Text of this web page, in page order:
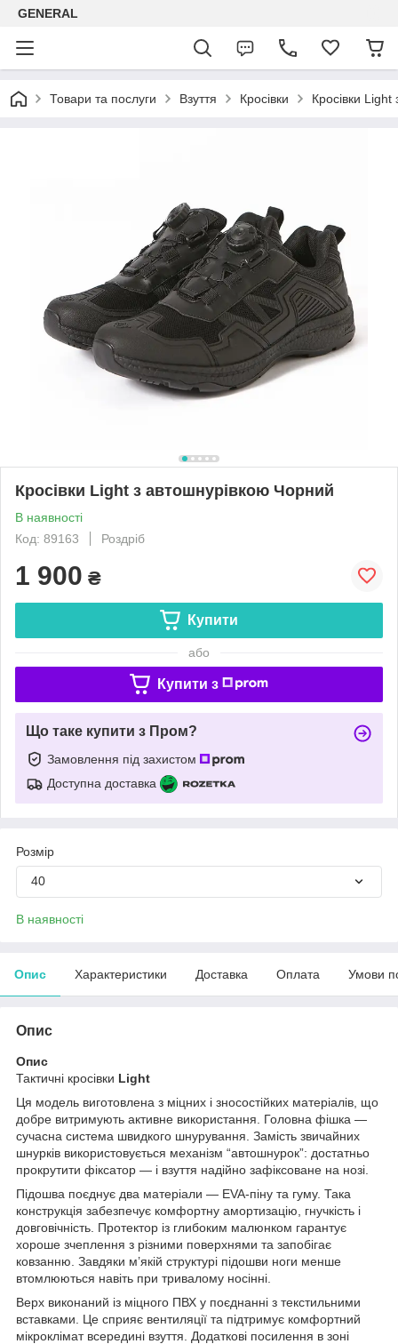
GENERAL
Товари та послуги Взуття Кросівки Кросівки
Кросівки Light з автошнурівкою Чорний
В наявності
Код: 89163
Роздріб
1 900 ₴
Купити
або
Купити з
Що таке купити з Пром?
Замовлення під захистом
Доступна доставка
Розмір
40
В наявності
Опис Характеристики Доставка Оплата Умови
Опис
Опис
Тактичні кросівки Light
Ця модель виготовлена з міцних і зносостійких матеріалів, що
добре витримують активне використання. Головна фішка —
сучасна система швидкого шнурування. Замість звичайних
шнурків використовується механізм “автошнурок”: достатньо
прокрутити фіксатор — і взуття надійно зафіксоване на нозі.
Підошва поєднує два матеріали — EVA-піну та гуму. Така
конструкція забезпечує комфортну амортизацію, гнучкість і
довговічність. Протектор із глибоким малюнком гарантує
хороше зчеплення з різними поверхнями та запобігає
ковзанню. Завдяки м’якій структурі підошви ноги менше
втомлюються навіть при тривалому носінні.
Верх виконаний із міцного ПВХ у поєднанні з текстильними
вставками. Це сприяє вентиляції та підтримує комфортний
мікроклімат всередині взуття. Додаткові посилення в зоні